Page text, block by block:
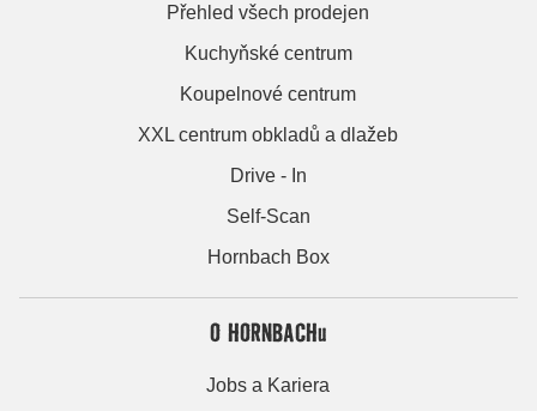
Přehled všech prodejen
Kuchyňské centrum
Koupelnové centrum
XXL centrum obkladů a dlažeb
Drive - In
Self-Scan
Hornbach Box
O HORNBACHu
Jobs a Kariera